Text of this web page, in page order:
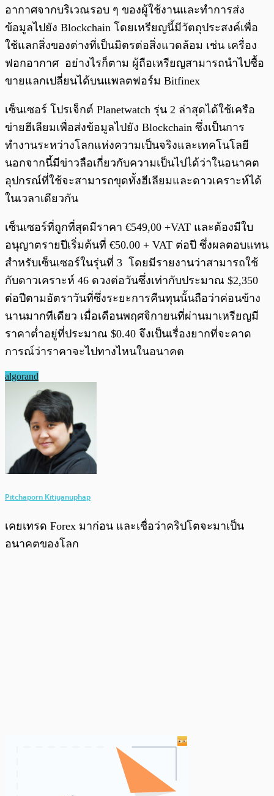
อากาศจากบริเวณรอบ ๆ ของผู้ใช้งานและทำการส่ง
ข้อมูลไปยัง Blockchain โดยเหรียญนี้มีวัตถุประสงค์เพื่อ
ใช้แลกสิ่งของต่างที่เป็นมิตรต่อสิ่งแวดล้อม เช่น เครื่อง
ฟอกอากาศ อย่างไรก็ตาม ผู้ถือเหรียญสามารถนำไปซื้อ
ขายแลกเปลี่ยนได้บนแพลตฟอร์ม Bitfinex
เซ็นเซอร์ โปรเจ็กต์ Planetwatch รุ่น 2 ล่าสุดได้ใช้เครือ
ข่ายฮีเลียมเพื่อส่งข้อมูลไปยัง Blockchain ซึ่งเป็นการ
ทำงานระหว่างโลกแห่งความเป็นจริงและเทคโนโลยี
นอกจากนี้มีข่าวลือเกี่ยวกับความเป็นไปได้ว่าในอนาคต
อุปกรณ์ที่ใช้จะสามารถขุดทั้งฮีเลียมและดาวเคราะห์ได้
ในเวลาเดียวกัน
เซ็นเซอร์ที่ถูกที่สุดมีราคา €549,00 +VAT และต้องมีใบ
อนุญาตรายปีเริ่มต้นที่ €50.00 + VAT ต่อปี ซึ่งผลตอบแทน
สำหรับเซ็นเซอร์ในรุ่นที่ 3 โดยมีรายงานว่าสามารถใช้
กับดาวเคราะห์ 46 ดวงต่อวันซึ่งเท่ากับประมาณ $2,350
ต่อปีตามอัตราวันที่ซึ่งระยะการคืนทุนนั้นถือว่าค่อนข้าง
นานมากทีเดียว เมื่อเดือนพฤศจิกายนที่ผ่านมาเหรียญมี
ราคาต่ำอยู่ที่ประมาณ $0.40 จึงเป็นเรื่องยากที่จะคาด
การณ์ว่าราคาจะไปทางไหนในอนาคต
algorand
Pitchaporn Kitiyanuphap
เคยเทรด Forex มาก่อน และเชื่อว่าคริปโตจะมาเป็น
อนาคตของโลก